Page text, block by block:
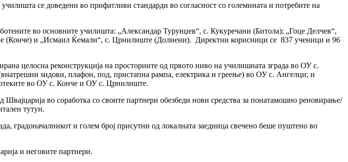
се доведени во прифатливи стандарди во согласност со големината и потребите на
во основните училишта: „Александар Турунџев“, с. Кукуречани (Битола); „Гоце Делчев“,
(Конче) и „Исмаил Ќемали“, с. Црнилиште (Долнени). Директни корисници се 837 ученици и 96
целосна реконструкција на просториите од првото ниво на училишната зграда во ОУ с.
ѕидови, плафон, под, пристапна рампа, електрика и греење) во ОУ с. Ангелци; и
во ОУ с. Конче и ОУ с. Црнилиште.
во соработка со своите партнери обезбеди нови средства за понатамошно реновирање/
тутун.
градоначалникот и голем број присутни од локалната заедница свечено беше пуштено во
и неговите партнери.